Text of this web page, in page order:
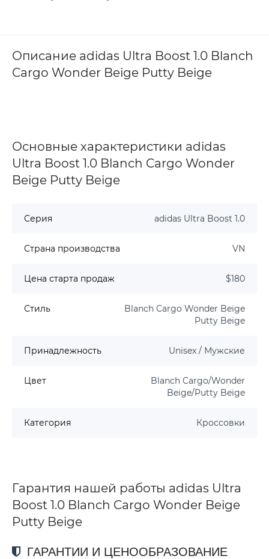
Описание adidas Ultra Boost 1.0 Blanch
Cargo Wonder Beige Putty Beige
Основные характеристики adidas
Ultra Boost 1.0 Blanch Cargo Wonder
Beige Putty Beige
Серия adidas Ultra Boost 1.0
Страна производства VN
Цена старта продаж $180
Стиль
Blanch Cargo Wonder Beige
Putty Beige
Принадлежность Unisex / Мужские
Цвет
Blanch Cargo/Wonder
Beige/Putty Beige
Категория Кроссовки
Гарантия нашей работы adidas Ultra
Boost 1.0 Blanch Cargo Wonder Beige
Putty Beige
ГАРАНТИИ И ЦЕНООБРАЗОВАНИЕ